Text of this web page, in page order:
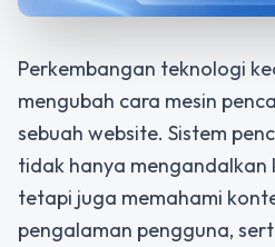
Perkembangan teknologi
mengubah cara mesin
sebuah website. Sistem
tidak hanya mengandalkan
tetapi juga memahami
pengalaman pengguna,